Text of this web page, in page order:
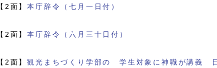
【2面】本庁辞令（七月一日付）
【2面】本庁辞令（六月三十日付）
【2面】観光まちづくり学部の 学生対象に神職が講義